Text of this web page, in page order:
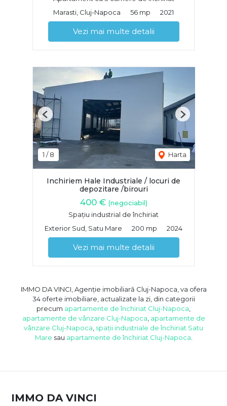
Marasti, Cluj-Napoca
56 mp 2021
Vezi mai multe detalii
1 /8 Harta
Previous Next
Inchiriem Hale Industriale / locuri de
depozitare /birouri
400 € (negociabil)
Spațiu industrial de închiriat
Exterior Sud, Satu Mare
200 mp 2024
Vezi mai multe detalii
IMMO DA VINCI, Agenție imobiliară Cluj-Napoca, va ofera
34 oferte imobiliare, actualizate la zi, din categorii
precum apartamente de închiriat Cluj-Napoca
apartamente de vânzare Cluj-Napoca apartamente de
vânzare Cluj-Napoca spații industriale de închiriat Satu
Mare sau apartamente de închiriat Cluj-Napoca
IMMO DA VINCI